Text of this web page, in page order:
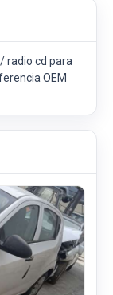
radio cd para
OEM